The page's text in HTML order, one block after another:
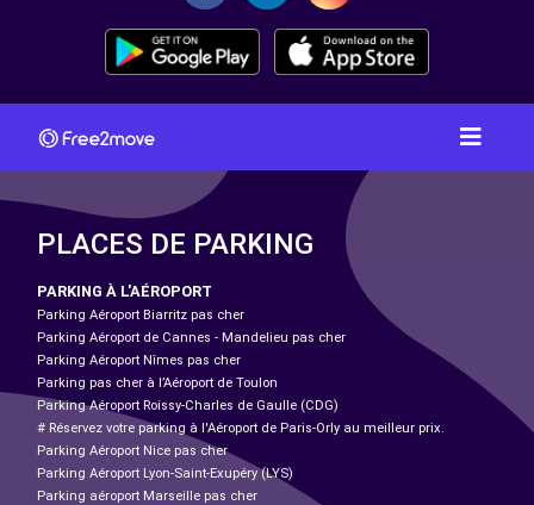
PLACES DE PARKING
PARKING À L'AÉROPORT
Parking Aéroport Biarritz pas cher
Parking Aéroport de Cannes - Mandelieu pas cher
Parking Aéroport Nîmes pas cher
Parking pas cher à l’Aéroport de Toulon
Parking Aéroport Roissy-Charles de Gaulle (CDG)
# Réservez votre parking à l'Aéroport de Paris-Orly au meilleur prix.
Parking Aéroport Nice pas cher
Parking Aéroport Lyon-Saint-Exupéry (LYS)
Parking aéroport Marseille pas cher